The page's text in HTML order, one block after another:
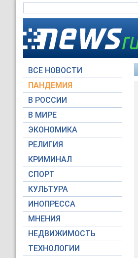
ВСЕ НОВОСТИ
ПАНДЕМИЯ
В РОССИИ
В МИРЕ
ЭКОНОМИКА
РЕЛИГИЯ
КРИМИНАЛ
СПОРТ
КУЛЬТУРА
ИНОПРЕССА
МНЕНИЯ
НЕДВИЖИМОСТЬ
ТЕХНОЛОГИИ